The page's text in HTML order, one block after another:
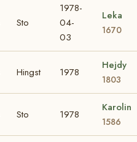
Sto
1978-
04-
03
Leka
1670
Hingst 1978
Hejdy
1803
Sto 1978
Karolin
1586